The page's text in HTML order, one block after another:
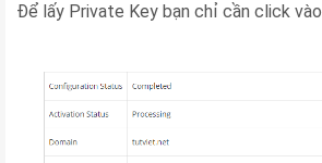
Để lấy Private Key bạn chỉ cần click vào